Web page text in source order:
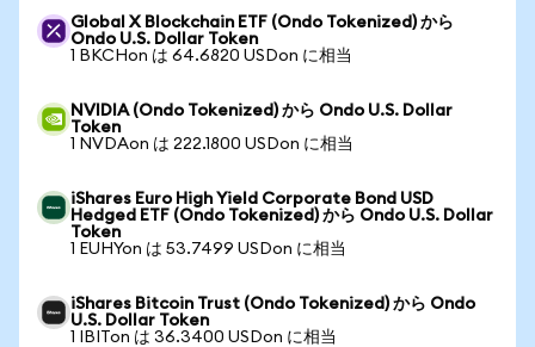
Global X Blockchain ETF (Ondo Tokenized) から
Ondo U.S. Dollar Token
1 BKCHon は 64.6820 USDon に相当
NVIDIA (Ondo Tokenized) から Ondo U.S. Dollar
Token
1 NVDAon は 222.1800 USDon に相当
iShares Euro High Yield Corporate Bond USD
Hedged ETF (Ondo Tokenized) から Ondo U.S. Dollar
Token
1 EUHYon は 53.7499 USDon に相当
iShares Bitcoin Trust (Ondo Tokenized) から Ondo
U.S. Dollar Token
1 IBITon は 36.3400 USDon に相当